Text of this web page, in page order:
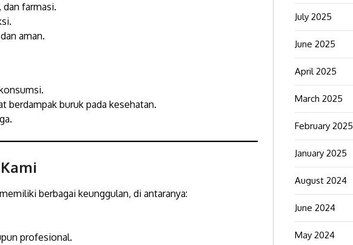
farmasi.
aman.
berdampak buruk pada kesehatan.
berbagai keunggulan, di antaranya:
profesional.
July 2025
June 2025
April 2025
March 2025
February 2025
January 2025
August 2024
June 2024
May 2024